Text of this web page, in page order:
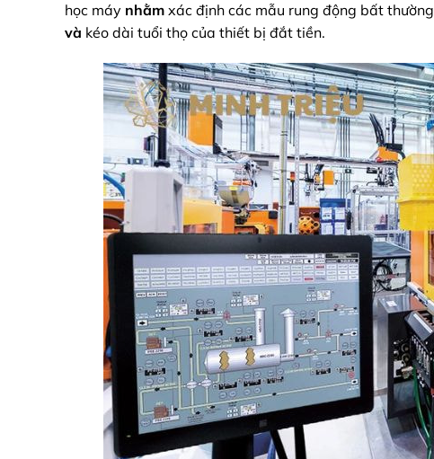
học máy nhằm xác định các mẫu rung động bất thường
và kéo dài tuổi thọ của thiết bị đắt tiền.